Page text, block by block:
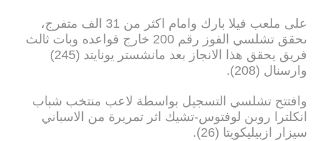
على ملعب فيلا بارك وامام اكثر من 31 الف متفرج،
ىحقق تشلسي الفوز رقم 200 خارج قواعده وبات ثالث
فريق يحقق هذا الانجاز بعد مانشستر يونايتد (245)
وارسنال (208).
وافتتح تشلسي التسجيل بواسطة لاعب منتخب شباب
انكلترا روبن لوفتوس-تشيك اثر تمريرة من الاسباني
سيزار ازبيليكويتا (26).